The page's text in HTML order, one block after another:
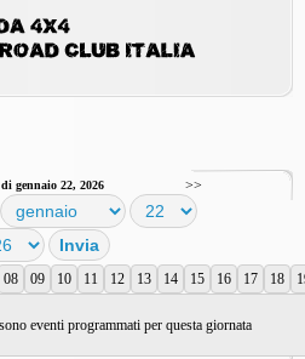
gennaio 22, 2026 >>
08 09 10 11 12 13 14 15 16 17 18
eventi programmati per questa giornata